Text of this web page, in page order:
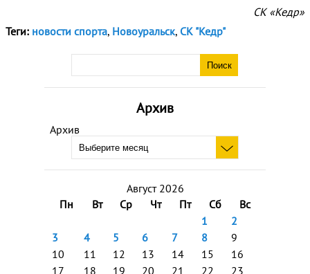
Архив
Архив
Август 2026
Пн
Вт Ср Чт Пт Сб
Вс
1
2
3
4 5 6 7 8
9
10
11 12 13 14 15
16
17
18 19 20 21 22 23
СК «Кедр»
Теги: новости спорта, Новоуральск, СК "Кедр"